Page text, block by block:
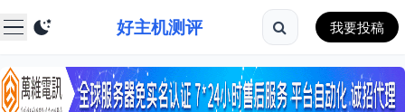
好主机测评 我要投稿